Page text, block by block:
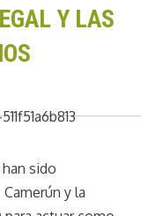
Y LAS
sido
y la